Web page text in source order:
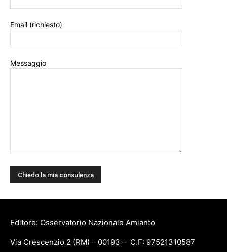
Email (richiesto)
Messaggio
Editore: Osservatorio Nazionale Amianto
Via Crescenzio 2 (RM) – 00193 – C.F: 97521310587